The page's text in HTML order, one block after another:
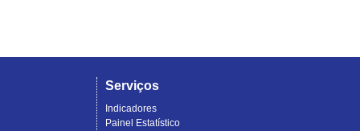
Serviços
Indicadores
Painel Estatístico